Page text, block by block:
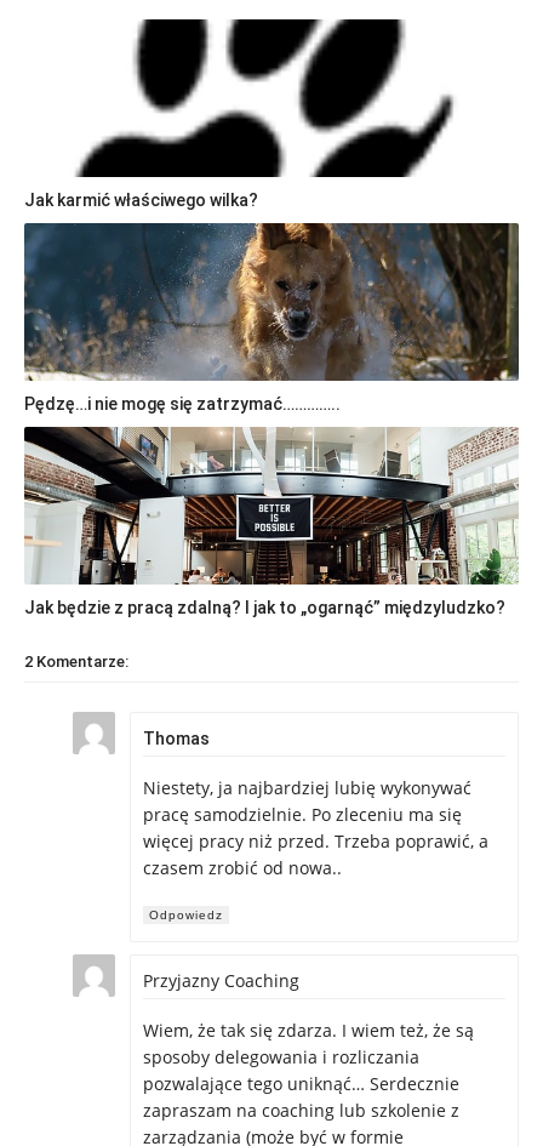
Jak karmić właściwego wilka?
Pędzę…i nie mogę się zatrzymać…………..
Jak będzie z pracą zdalną? I jak to „ogarnąć” międzyludzko?
2 Komentarze:
Thomas
Niestety, ja najbardziej lubię wykonywać
pracę samodzielnie. Po zleceniu ma się
więcej pracy niż przed. Trzeba poprawić, a
czasem zrobić od nowa..
Odpowiedz
Przyjazny Coaching
Wiem, że tak się zdarza. I wiem też, że są
sposoby delegowania i rozliczania
pozwalające tego uniknąć… Serdecznie
zapraszam na coaching lub szkolenie z
zarządzania (może być w formie